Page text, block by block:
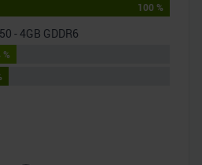
100 %
- 4GB GDDR6